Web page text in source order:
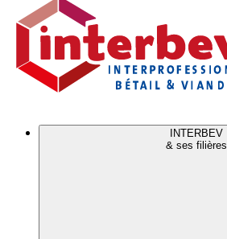
site
INTERBEV
& ses filières